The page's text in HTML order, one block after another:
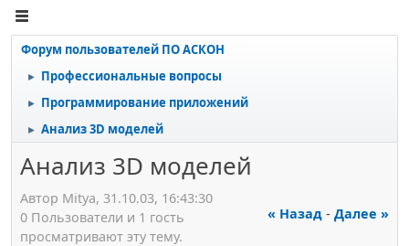
Форум пользователей ПО АСКОН
► Профессиональные вопросы
► Программирование приложений
► Анализ 3D моделей
Анализ 3D моделей
Автор Mitya, 31.10.03, 16:43:30
« Назад - Далее »
0 Пользователи и 1 гость
просматривают эту тему.